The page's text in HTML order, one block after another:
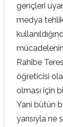
gençleri
medya
Rahibe
öğreticisi
olması için
Yani bütün
yarısıyla ne